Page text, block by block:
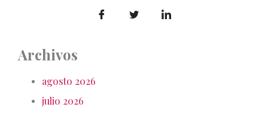
Archivos
agosto 2026
julio 2026